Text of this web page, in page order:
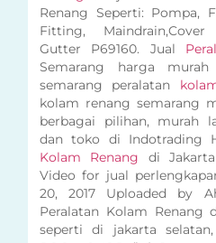
Renang Seperti: Pompa,
Fitting,
Gutter P69160. Jual
Semarang harga
semarang peralatan
kolam renang semarang
berbagai pilihan, murah
dan toko di Indotrading
Kolam Renang di
Video for jual
20, 2017 Uploaded by
Peralatan Kolam Renang
seperti di jakarta